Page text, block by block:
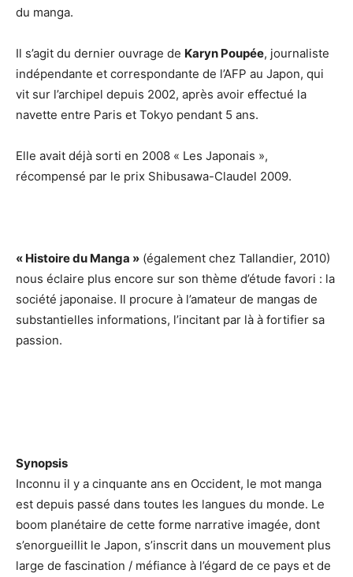
du manga.
Il s’agit du dernier ouvrage de Karyn Poupée, journaliste
indépendante et correspondante de l’AFP au Japon, qui
vit sur l’archipel depuis 2002, après avoir effectué la
navette entre Paris et Tokyo pendant 5 ans.
Elle avait déjà sorti en 2008 « Les Japonais »,
récompensé par le prix Shibusawa-Claudel 2009.
« Histoire du Manga » (également chez Tallandier, 2010)
nous éclaire plus encore sur son thème d’étude favori : la
société japonaise. Il procure à l’amateur de mangas de
substantielles informations, l’incitant par là à fortifier sa
passion.
Synopsis
Inconnu il y a cinquante ans en Occident, le mot manga
est depuis passé dans toutes les langues du monde. Le
boom planétaire de cette forme narrative imagée, dont
s’enorgueillit le Japon, s’inscrit dans un mouvement plus
large de fascination / méfiance à l’égard de ce pays et de